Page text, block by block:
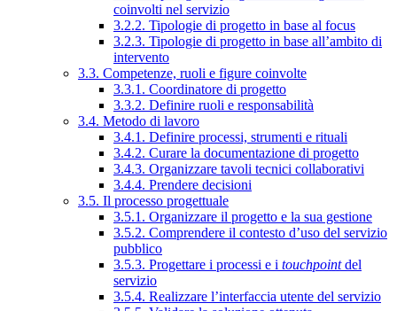
coinvolti nel servizio
3.2.2. Tipologie di progetto in base al focus
3.2.3. Tipologie di progetto in base all’ambito di
intervento
3.3. Competenze, ruoli e figure coinvolte
3.3.1. Coordinatore di progetto
3.3.2. Definire ruoli e responsabilità
3.4. Metodo di lavoro
3.4.1. Definire processi, strumenti e rituali
3.4.2. Curare la documentazione di progetto
3.4.3. Organizzare tavoli tecnici collaborativi
3.4.4. Prendere decisioni
3.5. Il processo progettuale
3.5.1. Organizzare il progetto e la sua gestione
3.5.2. Comprendere il contesto d’uso del servizio
pubblico
3.5.3. Progettare i processi e i touchpointdel
servizio
3.5.4. Realizzare l’interfaccia utente del servizio